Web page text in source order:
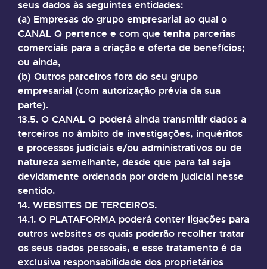
seus dados às seguintes entidades:
(a) Empresas do grupo empresarial ao qual o
CANAL Q pertence e com que tenha parcerias
comerciais para a criação e oferta de benefícios;
ou ainda,
(b) Outros parceiros fora do seu grupo
empresarial (com autorização prévia da sua
parte).
13.5. O CANAL Q poderá ainda transmitir dados a
terceiros no âmbito de investigações, inquéritos
e processos judiciais e/ou administrativos ou de
natureza semelhante, desde que para tal seja
devidamente ordenada por ordem judicial nesse
sentido.
14. WEBSITES DE TERCEIROS.
14.1. O PLATAFORMA poderá conter ligações para
outros websites os quais poderão recolher tratar
os seus dados pessoais, e esse tratamento é da
exclusiva responsabilidade dos proprietários